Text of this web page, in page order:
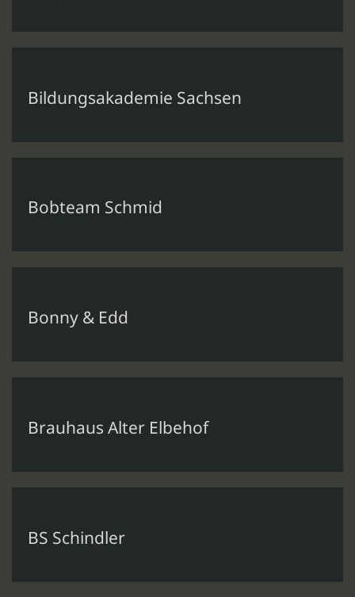
Bildungsakademie Sachsen
Bobteam Schmid
Bonny & Edd
Brauhaus Alter Elbehof
BS Schindler